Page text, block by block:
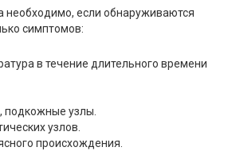
необходимо, если обнаруживаются
симптомов:
в течение длительного времени
узлы.
узлов.
происхождения.